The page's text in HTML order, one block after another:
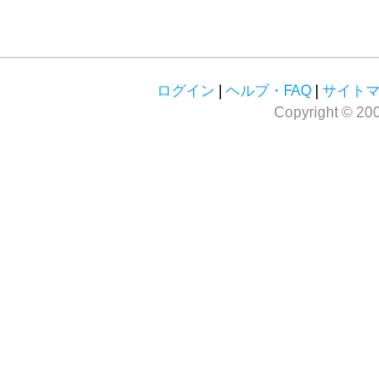
ログイン ヘルプ・FAQ
サイト
Copyright ©